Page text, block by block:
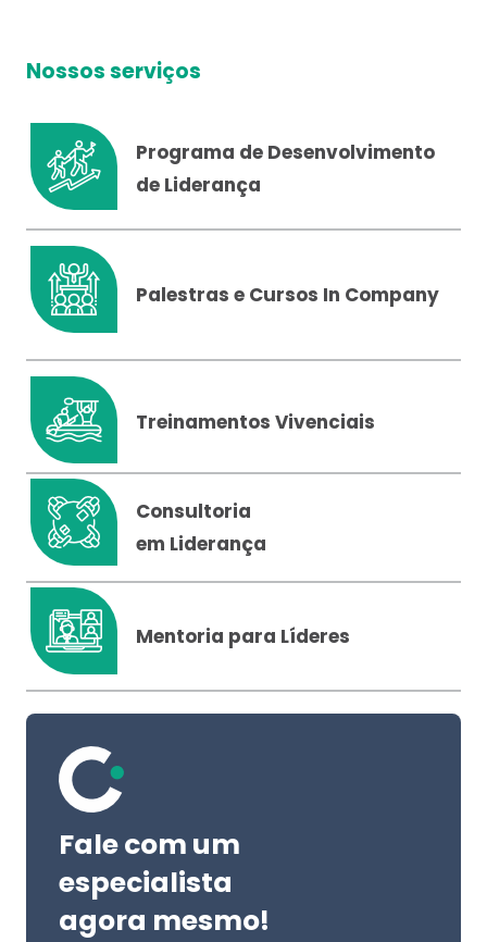
Nossos serviços
Programa de Desenvolvimento
de Liderança
Palestras e Cursos In Company
Treinamentos Vivenciais
Consultoria
em Liderança
Mentoria para Líderes
Fale com um
especialista
agora mesmo!